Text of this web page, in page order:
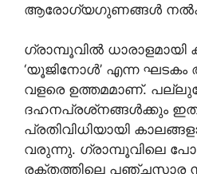
ആരോഗ്യഗുണങ്ങൾ
ഗ്രാമ്പൂവിൽ ധാരാളമായി
‘യൂജിനോൾ’ എന്ന
വളരെ ഉത്തമമാണ്.
ദഹനപ്രശ്‌നങ്ങൾക്കും
പ്രതിവിധിയായി
വരുന്നു. ഗ്രാമ്പൂവിലെ
രക്തത്തിലെ പഞ്ചസാര